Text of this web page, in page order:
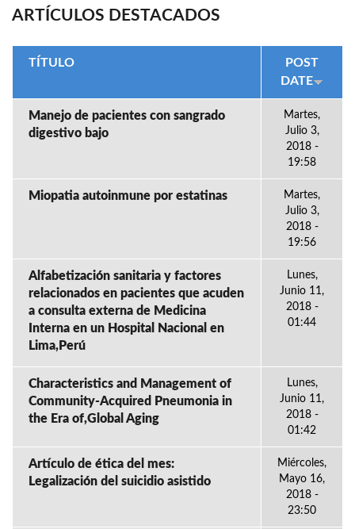
ARTÍCULOS DESTACADOS
TÍTULO
POST
DATE
Manejo de pacientes con sangrado
digestivo bajo
Martes,
Julio 3,
2018 -
19:58
Miopatia autoinmune por estatinas
Martes,
Julio 3,
2018 -
19:56
Alfabetización sanitaria y factores
relacionados en pacientes que acuden
a consulta externa de Medicina
Interna en un Hospital Nacional en
Lima,Perú
Lunes,
Junio 11,
2018 -
01:44
Characteristics and Management of
Community-Acquired Pneumonia in
the Era of,Global Aging
Lunes,
Junio 11,
2018 -
01:42
Artículo de ética del mes:
Legalización del suicidio asistido
Miércoles,
Mayo 16,
2018 -
23:50